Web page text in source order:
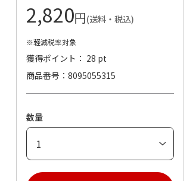
2,820円(送料・税込)
※軽減税率対象
獲得ポイント： 28 pt
商品番号
8095055315
数量